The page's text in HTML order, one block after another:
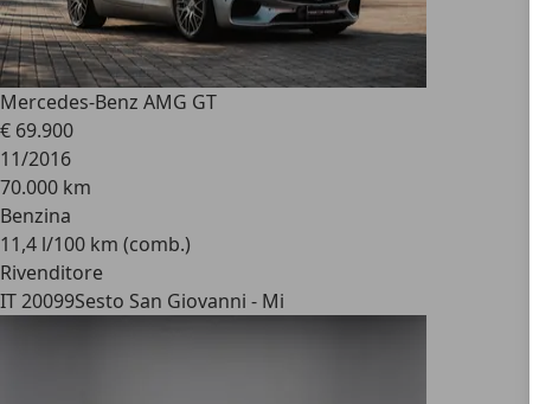
Mercedes-Benz AMG GT
€ 69.900
11/2016
70.000 km
Benzina
11,4 l/100 km (comb.)
Rivenditore
IT 20099Sesto San Giovanni - Mi